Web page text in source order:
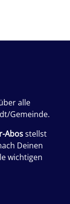
alle
Gemeinde.
Abosstellst
Deinen
wichtigen